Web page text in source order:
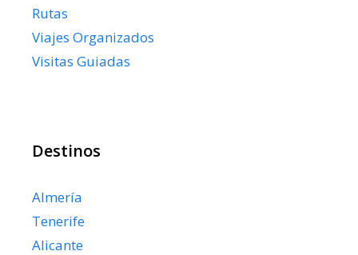
Rutas
Viajes Organizados
Visitas Guiadas
Destinos
Almería
Tenerife
Alicante